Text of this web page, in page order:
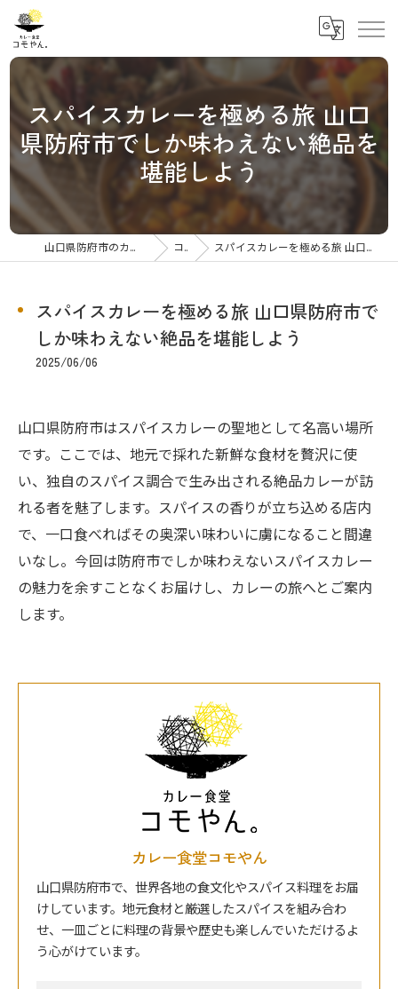
スパイスカレーを極める旅 山口
県防府市でしか味わえない絶品を
堪能しよう
山口県防府市のカレーならカレー食堂コモやん コラム スパイスカレーを極める旅 山口県防府市でしか味わえない絶品を堪能しよう
スパイスカレーを極める旅 山口県防府市で
しか味わえない絶品を堪能しよう
2025/06/06
山口県防府市はスパイスカレーの聖地として名高い場所
です。ここでは、地元で採れた新鮮な食材を贅沢に使
い、独自のスパイス調合で生み出される絶品カレーが訪
れる者を魅了します。スパイスの香りが立ち込める店内
で、一口食べればその奥深い味わいに虜になること間違
いなし。今回は防府市でしか味わえないスパイスカレー
の魅力を余すことなくお届けし、カレーの旅へとご案内
します。
カレー食堂コモやん
山口県防府市で、世界各地の食文化やスパイス料理をお届
けしています。地元食材と厳選したスパイスを組み合わ
せ、一皿ごとに料理の背景や歴史も楽しんでいただけるよ
う心がけています。